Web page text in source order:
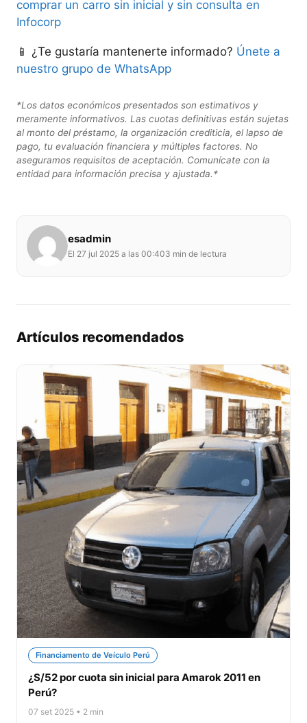
comprar un carro sin inicial y sin consulta en
Infocorp
📱 ¿Te gustaría mantenerte informado? Únete a
nuestro grupo de WhatsApp
*Los datos económicos presentados son estimativos y
meramente informativos. Las cuotas definitivas están sujetas
al monto del préstamo, la organización crediticia, el lapso de
pago, tu evaluación financiera y múltiples factores. No
aseguramos requisitos de aceptación. Comunícate con la
entidad para información precisa y ajustada.*
esadmin
El 27 jul 2025 a las 00:403 min de lectura
Artículos recomendados
Financiamento de Veículo Perú
¿S/52 por cuota sin inicial para Amarok 2011 en
Perú?
07 set 2025 • 2 min